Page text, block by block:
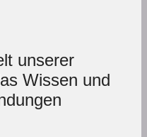
unserer
Wissen und